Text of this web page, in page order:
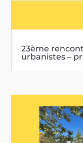
23ème
urbanistes –